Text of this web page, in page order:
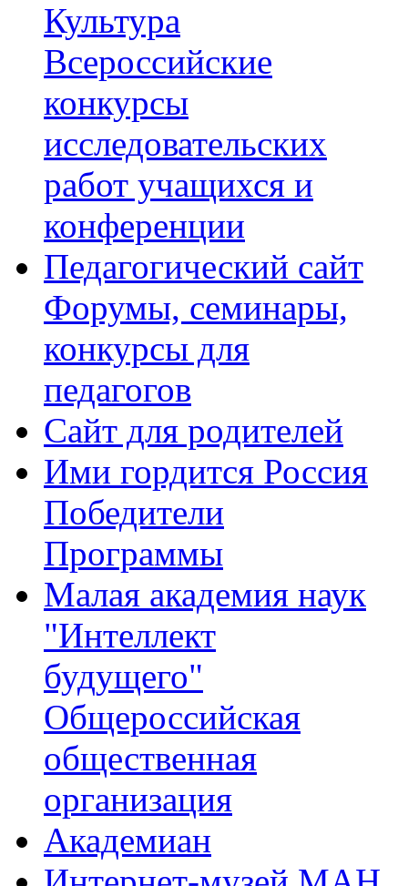
Культура
Всероссийские
конкурсы
исследовательских
работ учащихся и
конференции
Педагогический сайт
Форумы, семинары,
конкурсы для
педагогов
Сайт для родителей
Ими гордится Россия
Победители
Программы
Малая академия наук
"Интеллект
будущего"
Общероссийская
общественная
организация
Академиан